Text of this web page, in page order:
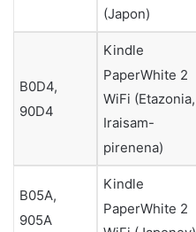
(Japon)
B0D4,
90D4
Kindle
PaperWhite 2
WiFi (Etazonia,
Iraisam-
pirenena)
B05A,
905A
Kindle
PaperWhite 2